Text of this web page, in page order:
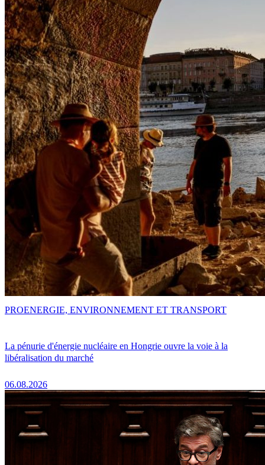
La pénurie d'énergie nucléaire en Hongrie ouvre la voie à la
libéralisation du marché
06.08.2026
PROENERGIE, ENVIRONNEMENT ET TRANSPORT